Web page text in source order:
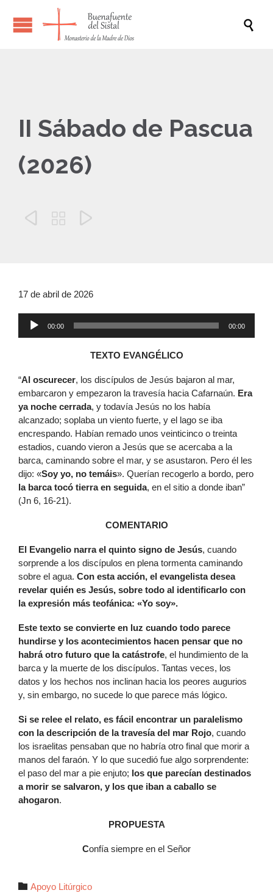

II Sábado de Pascua
(2026)
  
17 de abril de 2026
00:00 00:00
TEXTO EVANGÉLICO
“Al oscurecer, los discípulos de Jesús bajaron al mar,
embarcaron y empezaron la travesía hacia Cafarnaún. Era
ya noche cerrada, y todavía Jesús no los había
alcanzado; soplaba un viento fuerte, y el lago se iba
encrespando. Habían remado unos veinticinco o treinta
estadios, cuando vieron a Jesús que se acercaba a la
barca, caminando sobre el mar, y se asustaron. Pero él les
dijo: «Soy yo, no temáis». Querían recogerlo a bordo, pero
la barca tocó tierra en seguida, en el sitio a donde iban”
(Jn 6, 16-21).
COMENTARIO
El Evangelio narra el quinto signo de Jesús, cuando
sorprende a los discípulos en plena tormenta caminando
sobre el agua. Con esta acción, el evangelista desea
revelar quién es Jesús, sobre todo al identificarlo con
la expresión más teofánica: «Yo soy».
Este texto se convierte en luz cuando todo parece
hundirse y los acontecimientos hacen pensar que no
habrá otro futuro que la catástrofe, el hundimiento de la
barca y la muerte de los discípulos. Tantas veces, los
datos y los hechos nos inclinan hacia los peores augurios
y, sin embargo, no sucede lo que parece más lógico.
Si se relee el relato, es fácil encontrar un paralelismo
con la descripción de la travesía del mar Rojo, cuando
los israelitas pensaban que no habría otro final que morir a
manos del faraón. Y lo que sucedió fue algo sorprendente:
el paso del mar a pie enjuto; los que parecían destinados
a morir se salvaron, y los que iban a caballo se
ahogaron.
PROPUESTA
Confía siempre en el Señor
 Autor
Apoyo Litúrgico